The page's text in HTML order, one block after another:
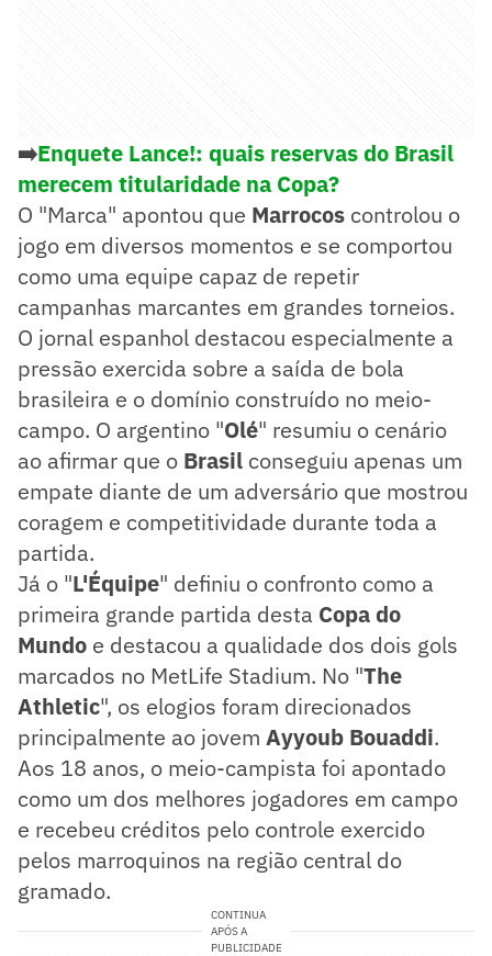
➡️Enquete Lance!: quais reservas do Brasil
merecem titularidade na Copa?
O "Marca" apontou que Marrocos controlou o
jogo em diversos momentos e se comportou
como uma equipe capaz de repetir
campanhas marcantes em grandes torneios.
O jornal espanhol destacou especialmente a
pressão exercida sobre a saída de bola
brasileira e o domínio construído no meio-
campo. O argentino "Olé" resumiu o cenário
ao afirmar que o Brasil conseguiu apenas um
empate diante de um adversário que mostrou
coragem e competitividade durante toda a
partida.
Já o "L'Équipe" definiu o confronto como a
primeira grande partida desta Copa do
Mundo e destacou a qualidade dos dois gols
marcados no MetLife Stadium. No "The
Athletic", os elogios foram direcionados
principalmente ao jovem Ayyoub Bouaddi.
Aos 18 anos, o meio-campista foi apontado
como um dos melhores jogadores em campo
e recebeu créditos pelo controle exercido
pelos marroquinos na região central do
gramado.
CONTINUA
APÓS A
PUBLICIDADE